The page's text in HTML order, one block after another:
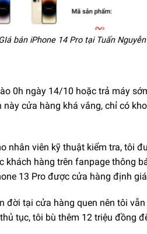
bán iPhone 14 Pro tại Tuấn
0h ngày 14/10 hoặc trả máy
cửa hàng khá vắng, chỉ có
nhân viên kỹ thuật kiểm tra, tôi
khách hàng trên fanpage thông
13 Pro được cửa hàng định
đời tại cửa hàng quen nên tôi
tục, tôi bù thêm 12 triệu đồng